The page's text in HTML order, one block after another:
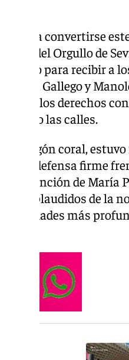
volvió a convertirse
del Orgullo de
para recibir a
Laura Gallego y
los derechos
las calles.
un pregón coral,
y una defensa firme
intervención de María
y aplaudidos de la
identidades más